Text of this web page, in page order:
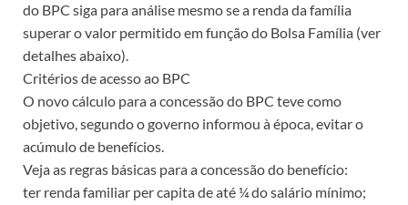
do BPC siga para análise mesmo se a renda da família
superar o valor permitido em função do Bolsa Família (ver
detalhes abaixo).
Critérios de acesso ao BPC
O novo cálculo para a concessão do BPC teve como
objetivo, segundo o governo informou à época, evitar o
acúmulo de benefícios.
Veja as regras básicas para a concessão do benefício:
ter renda familiar per capita de até ¼ do salário mínimo;